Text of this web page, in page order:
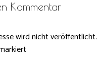
Kommentar
wird nicht veröffentlicht.